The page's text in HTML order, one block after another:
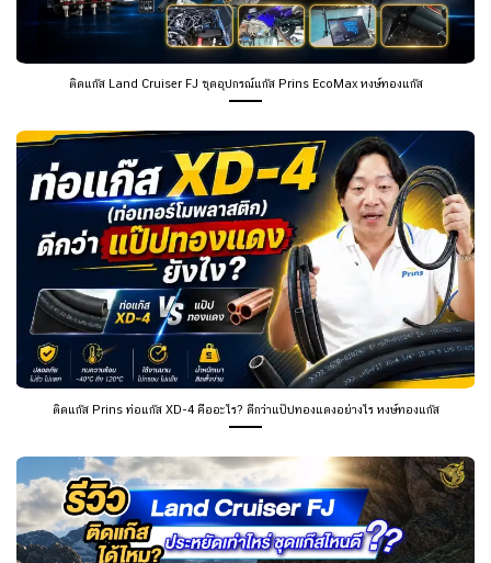
ติดแก๊ส Land Cruiser FJ ชุดอุปกรณ์แก๊ส Prins EcoMax หงษ์ทองแก๊ส
ติดแก๊ส Prins ท่อแก๊ส XD-4 คืออะไร? ดีกว่าแป๊ปทองแดงอย่างไร หงษ์ทองแก๊ส